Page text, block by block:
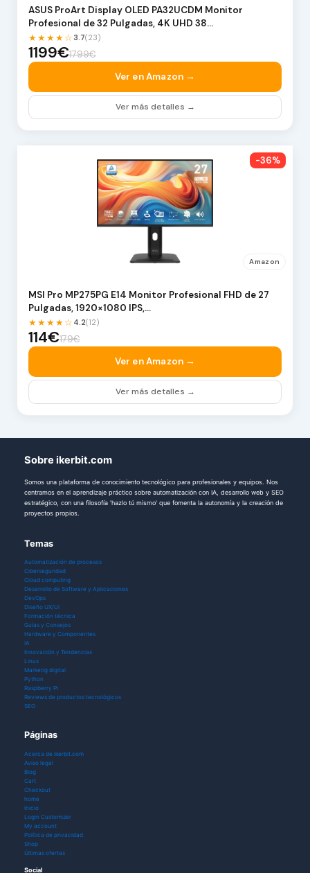
ASUS ProArt Display OLED PA32UCDM Monitor
Profesional de 32 Pulgadas, 4K UHD 38…
★★★★☆3.7(23)
1199€1799€
Ver en Amazon →
Ver más detalles →
-36%
Amazon
MSI Pro MP275PG E14 Monitor Profesional FHD de 27
Pulgadas, 1920×1080 IPS,…
★★★★☆ 4.2(12)
114€179€
Ver en Amazon →
Ver más detalles →
Sobre ikerbit.com
Somos una plataforma de conocimiento tecnológico para profesionales y equipos. Nos
centramos en el aprendizaje práctico sobre automatización con IA, desarrollo web y SEO
estratégico, con una filosofía 'hazlo tú mismo' que fomenta la autonomía y la creación de
proyectos propios.
Temas
Automatización de procesos
Ciberseguridad
Cloud computing
Desarrollo de Software y Aplicaciones
DevOps
Diseño UX/UI
Formación técnica
Guías y Consejos
Hardware y Componentes
IA
Innovación y Tendencias
Linux
Marketig digital
Python
Raspberry Pi
Reviews de productos tecnológicos
SEO
Páginas
Acerca de ikerbit.com
Aviso legal
Blog
Cart
Checkout
home
Inicio
Login Customizer
My account
Política de privacidad
Shop
Últimas ofertas
Social